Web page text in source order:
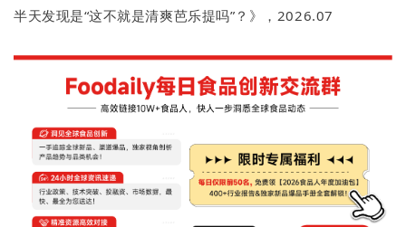
半天发现是“这不就是清爽芭乐提吗”？》，2026.07